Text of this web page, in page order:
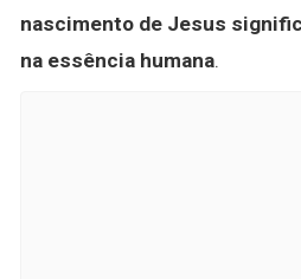
nascimento de Jesus
na essência humana.